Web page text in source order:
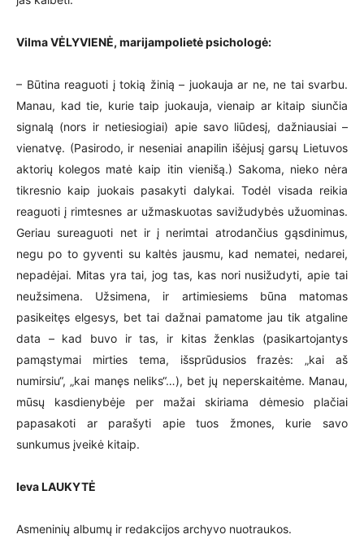
Vilma VĖLYVIENĖ, marijampolietė psichologė:
– Būtina reaguoti į tokią žinią – juokauja ar ne, ne tai svarbu.
Manau, kad tie, kurie taip juokauja, vienaip ar kitaip siunčia
signalą (nors ir netiesiogiai) apie savo liūdesį, dažniausiai –
vienatvę. (Pasirodo, ir neseniai anapilin išėjusį garsų Lietuvos
aktorių kolegos matė kaip itin vienišą.) Sakoma, nieko nėra
tikresnio kaip juokais pasakyti dalykai. Todėl visada reikia
reaguoti į rimtesnes ar užmaskuotas savižudybės užuominas.
Geriau sureaguoti net ir į nerimtai atrodančius gąsdinimus,
negu po to gyventi su kaltės jausmu, kad nematei, nedarei,
nepadėjai. Mitas yra tai, jog tas, kas nori nusižudyti, apie tai
neužsimena. Užsimena, ir artimiesiems būna matomas
pasikeitęs elgesys, bet tai dažnai pamatome jau tik atgaline
data – kad buvo ir tas, ir kitas ženklas (pasikartojantys
pamąstymai mirties tema, išsprūdusios frazės: „kai aš
numirsiu“, „kai manęs neliks“…), bet jų neperskaitėme. Manau,
mūsų kasdienybėje per mažai skiriama dėmesio plačiai
papasakoti ar parašyti apie tuos žmones, kurie savo
sunkumus įveikė kitaip.
Ieva LAUKYTĖ
Asmeninių albumų ir redakcijos archyvo nuotraukos.